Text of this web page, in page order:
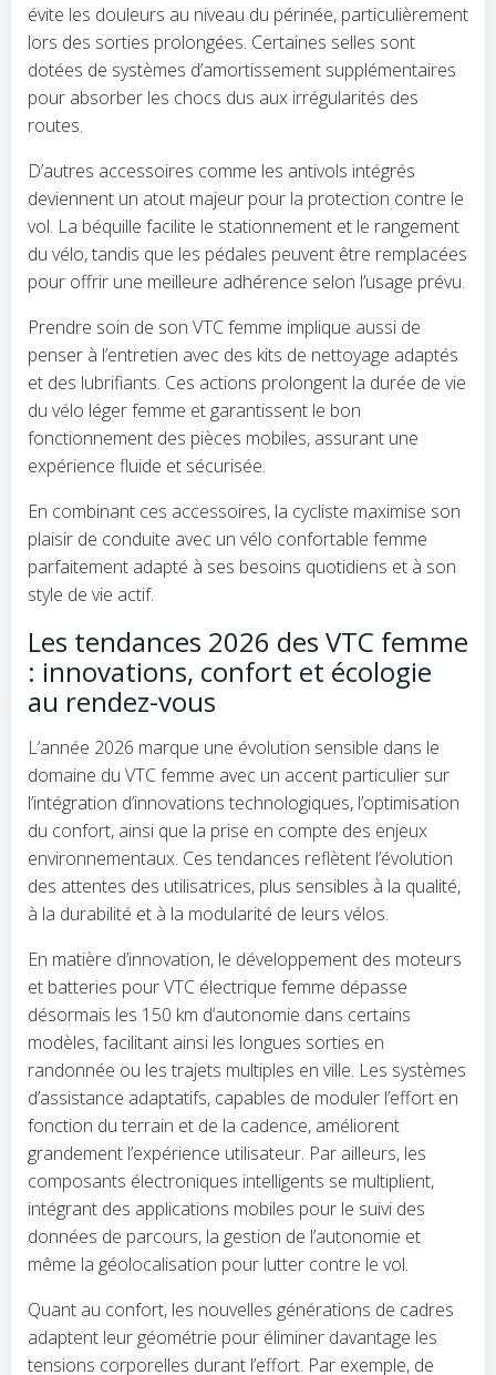
évite les douleurs au niveau du périnée, particulièrement
lors des sorties prolongées. Certaines selles sont
dotées de systèmes d’amortissement supplémentaires
pour absorber les chocs dus aux irrégularités des
routes.
D’autres accessoires comme les antivols intégrés
deviennent un atout majeur pour la protection contre le
vol. La béquille facilite le stationnement et le rangement
du vélo, tandis que les pédales peuvent être remplacées
pour offrir une meilleure adhérence selon l’usage prévu.
Prendre soin de son VTC femme implique aussi de
penser à l’entretien avec des kits de nettoyage adaptés
et des lubrifiants. Ces actions prolongent la durée de vie
du vélo léger femme et garantissent le bon
fonctionnement des pièces mobiles, assurant une
expérience fluide et sécurisée.
En combinant ces accessoires, la cycliste maximise son
plaisir de conduite avec un vélo confortable femme
parfaitement adapté à ses besoins quotidiens et à son
style de vie actif.
Les tendances 2026 des VTC femme
: innovations, confort et écologie
au rendez-vous
L’année 2026 marque une évolution sensible dans le
domaine du VTC femme avec un accent particulier sur
l’intégration d’innovations technologiques, l’optimisation
du confort, ainsi que la prise en compte des enjeux
environnementaux. Ces tendances reflètent l’évolution
des attentes des utilisatrices, plus sensibles à la qualité,
à la durabilité et à la modularité de leurs vélos.
En matière d’innovation, le développement des moteurs
et batteries pour VTC électrique femme dépasse
désormais les 150 km d’autonomie dans certains
modèles, facilitant ainsi les longues sorties en
randonnée ou les trajets multiples en ville. Les systèmes
d’assistance adaptatifs, capables de moduler l’effort en
fonction du terrain et de la cadence, améliorent
grandement l’expérience utilisateur. Par ailleurs, les
composants électroniques intelligents se multiplient,
intégrant des applications mobiles pour le suivi des
données de parcours, la gestion de l’autonomie et
même la géolocalisation pour lutter contre le vol.
Quant au confort, les nouvelles générations de cadres
adaptent leur géométrie pour éliminer davantage les
tensions corporelles durant l’effort. Par exemple, de